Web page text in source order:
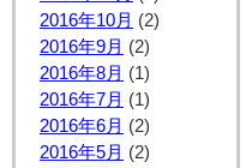
2016年10月 (2)
2016年9月 (2)
2016年8月 (1)
2016年7月 (1)
2016年6月 (2)
2016年5月 (2)